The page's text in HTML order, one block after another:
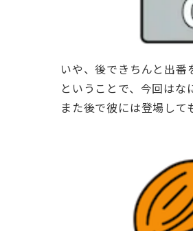
いや、後できちんと出番
ということで、今回は
また後で彼には登場して